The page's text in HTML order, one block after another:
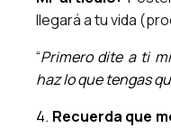
llegará a tu vida
“Primero dite a ti
haz lo que tengas
4. Recuerda que